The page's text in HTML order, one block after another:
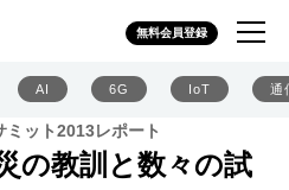
無料会員登録
AI 6G IoT 通
ット2013レポート
の教訓と数々の試